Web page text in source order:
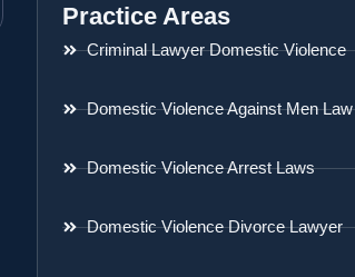
Practice Areas
Criminal Lawyer Domestic Violence
Domestic Violence Against Men Law
Domestic Violence Arrest Laws
Domestic Violence Divorce Lawyer